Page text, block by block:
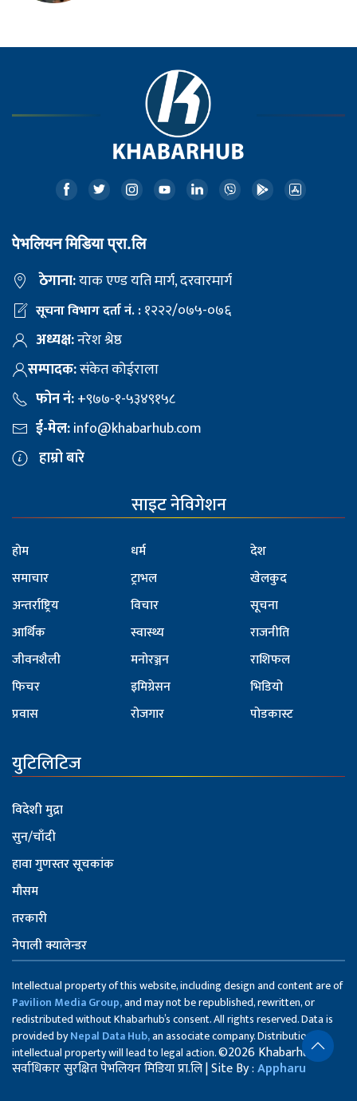
पेभलियन मिडिया प्रा.लि
ठेगाना:याक एण्ड यति मार्ग, दरवारमार्ग
सूचना विभाग दर्ता नं. :१२२२/०७५-०७६
अध्यक्ष:नरेश श्रेष्ठ
सम्पादक:संकेत कोईराला
फोन नं:+९७७-१-५३४९१५८
ई-मेल:info@khabarhub.com
हाम्रो बारे
साइट नेविगेशन
होम
समाचार
अन्तर्राष्ट्रिय
आर्थिक
जीवनशैली
फिचर
प्रवास
धर्म
ट्राभल
विचार
स्वास्थ्य
मनोरञ्जन
इमिग्रेसन
रोजगार
देश
खेलकुद
सूचना
राजनीति
राशिफल
भिडियो
पोडकास्ट
युटिलिटिज
विदेशी मुद्रा
सुन/चाँदी
हावा गुणस्तर सूचकांक
मौसम
तरकारी
नेपाली क्यालेन्डर
Intellectual property of this website, including design and content are of
Pavilion Media Group,and may not be republished, rewritten, or
redistributed without Khabarhub’s consent. All rights reserved. Data is
provided byNepal Data Hub,an associate company. Distribution of
intellectual property will lead to legal action.©2026 Khabarhub
सर्वाधिकार सुरक्षित पेभलियन मिडिया प्रा.लि | Site By :Appharu